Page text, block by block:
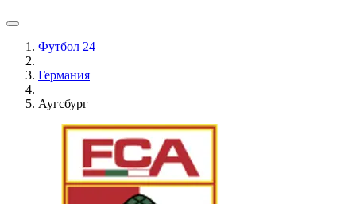
Футбол 24
Германия
Аугсбург